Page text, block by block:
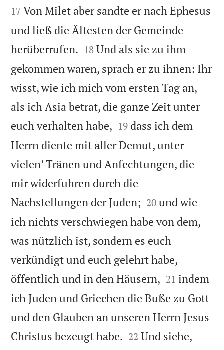


17 Von Milet aber sandte er nach Ephesus
und ließ die Ältesten der Gemeinde
herüberrufen. 

18 Und als sie zu ihm
gekommen waren, sprach er zu ihnen: Ihr
wisst, wie ich mich vom ersten Tag an,
als ich Asia betrat, die ganze Zeit unter
euch verhalten habe, 

19 dass ich dem
Herrn diente mit aller Demut, unter
vielen’ Tränen und Anfechtungen, die
mir widerfuhren durch die
Nachstellungen der Juden; 

20 und wie
ich nichts verschwiegen habe von dem,
was nützlich ist, sondern es euch
verkündigt und euch gelehrt habe,
öffentlich und in den Häusern, 

21 indem
ich Juden und Griechen die Buße zu Gott
und den Glauben an unseren Herrn Jesus
Christus bezeugt habe. 

22 Und siehe,